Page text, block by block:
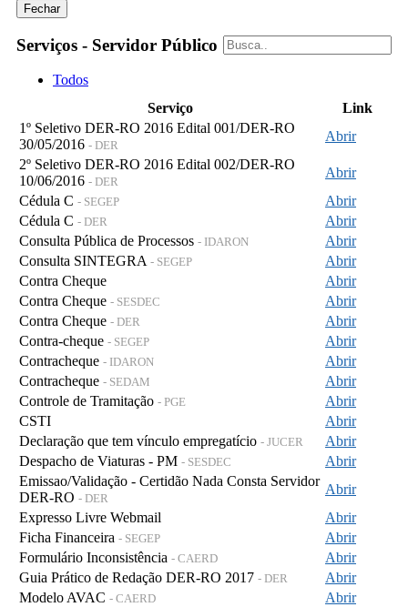
Fechar
Serviços - Servidor Público
Todos
Serviço
Link
1º Seletivo DER-RO 2016 Edital 001/DER-RO
30/05/2016 - DER
Abrir
2º Seletivo DER-RO 2016 Edital 002/DER-RO
10/06/2016 - DER
Abrir
Cédula C - SEGEP
Abrir
Cédula C - DER
Abrir
Consulta Pública de Processos - IDARON
Abrir
Consulta SINTEGRA - SEGEP
Abrir
Contra Cheque
Abrir
Contra Cheque - SESDEC
Abrir
Contra Cheque - DER
Abrir
Contra-cheque - SEGEP
Abrir
Contracheque - IDARON
Abrir
Contracheque - SEDAM
Abrir
Controle de Tramitação - PGE
Abrir
CSTI
Abrir
Declaração que tem vínculo empregatício - JUCER
Abrir
Despacho de Viaturas - PM - SESDEC
Abrir
Emissao/Validação - Certidão Nada Consta Servidor
DER-RO - DER
Abrir
Expresso Livre Webmail
Abrir
Ficha Financeira - SEGEP
Abrir
Formulário Inconsistência - CAERD
Abrir
Guia Prático de Redação DER-RO 2017 - DER
Abrir
Modelo AVAC - CAERD
Abrir